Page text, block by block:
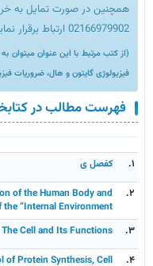
02166979902 ارتباط برقرار نمایید.
(از کتب مرتبط با این عنوان میتوان
فیزیولوژی گایتون و هال، ضروریات
فهرست مطالب در
۱. کفصل ی
۲.
of the Human Body and
“Internal Environment”
۳. The Cell and Its Functions
۴.
of Protein Synthesis, Cell